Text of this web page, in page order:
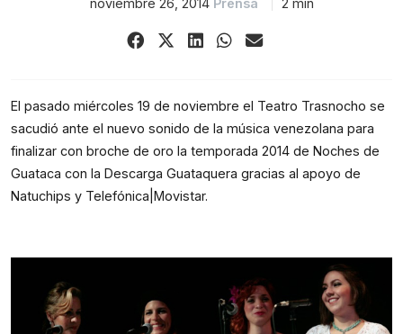
noviembre 26, 2014 Prensa 2 min
Share Share
(Twitter)
ShareShareShare
El pasado miércoles 19 de noviembre el Teatro Trasnocho se
sacudió ante el nuevo sonido de la música venezolana para
finalizar con broche de oro la temporada 2014 de Noches de
Guataca con la Descarga Guataquera gracias al apoyo de
Natuchips y Telefónica|Movistar.